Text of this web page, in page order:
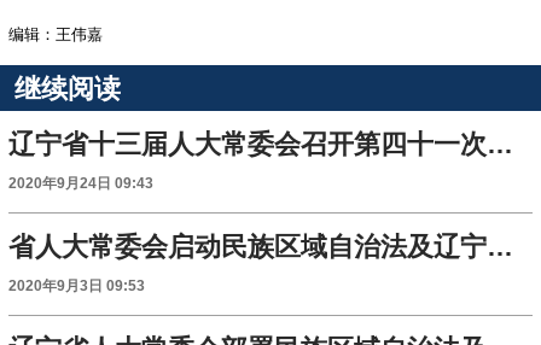
编辑：王伟嘉
继续阅读
辽宁省十三届人大常委会召开第四十一次党组会议
2020年9月24日 09:43
省人大常委会启动民族区域自治法及辽宁省实施办法执法检查
2020年9月3日 09:53